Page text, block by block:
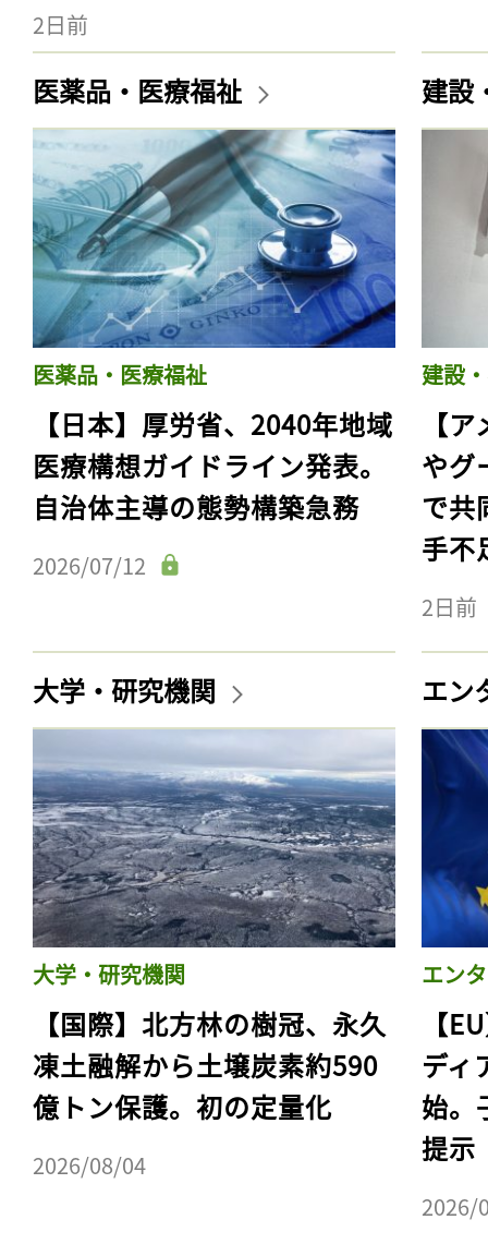
2日前
医薬品・医療福祉
医薬品・医療福祉
【日本】厚労省、2040年地域
医療構想ガイドライン発表。
自治体主導の態勢構築急務
2026/07/12
建設
建設
【
やグ
で共
手不
2日前
大学・研究機関
大学・研究機関
【国際】北方林の樹冠、永久
凍土融解から土壌炭素約590
億トン保護。初の定量化
2026/08/04
エン
エン
【
ディ
始。
提示
2026/
記事をお気に入りに
ログインが必
ログイン
会員登録